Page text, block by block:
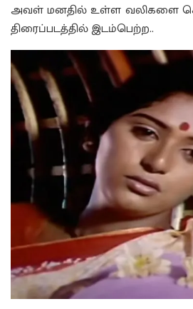
அவள் மனதில் உள்ள வலிகளை
திரைப்படத்தில் இடம்பெற்ற..